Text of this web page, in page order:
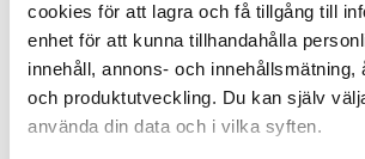
cookies för att lagra och få tillgång till
enhet för att kunna tillhandahålla
innehåll, annons- och innehållsmätning,
och produktutveckling. Du kan själv
använda din data och i vilka syften.